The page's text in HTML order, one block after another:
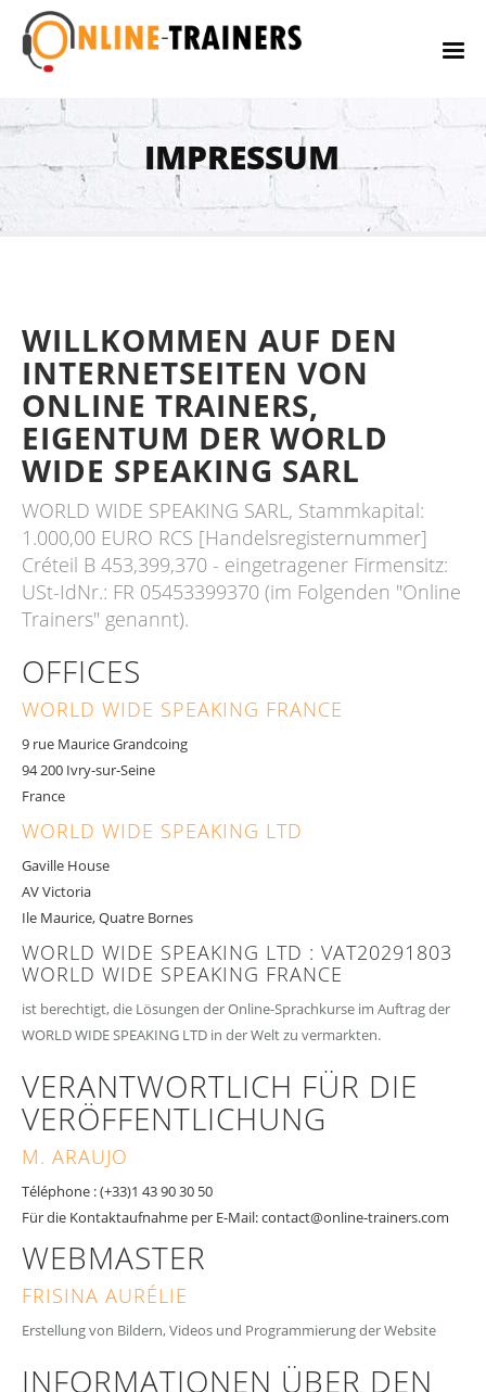
IMPRESSUM
WILLKOMMEN AUF DEN
INTERNETSEITEN VON
ONLINE TRAINERS,
EIGENTUM DER WORLD
WIDE SPEAKING SARL
WORLD WIDE SPEAKING SARL, Stammkapital:
1.000,00 EURO RCS [Handelsregisternummer]
Créteil B 453,399,370 - eingetragener Firmensitz:
USt-IdNr.: FR 05453399370 (im Folgenden "Online
Trainers" genannt).
OFFICES
WORLD WIDE SPEAKING FRANCE
9 rue Maurice Grandcoing
94 200 Ivry-sur-Seine
France
WORLD WIDE SPEAKING LTD
Gaville House
AV Victoria
Ile Maurice, Quatre Bornes
WORLD WIDE SPEAKING LTD : VAT20291803
WORLD WIDE SPEAKING FRANCE
ist berechtigt, die Lösungen der Online-Sprachkurse im Auftrag der
WORLD WIDE SPEAKING LTD in der Welt zu vermarkten.
VERANTWORTLICH FÜR DIE
VERÖFFENTLICHUNG
M. ARAUJO
Téléphone : (+33)1 43 90 30 50
Für die Kontaktaufnahme per E-Mail: contact@online-trainers.com
WEBMASTER
FRISINA AURÉLIE
Erstellung von Bildern, Videos und Programmierung der Website
INFORMATIONEN ÜBER DEN